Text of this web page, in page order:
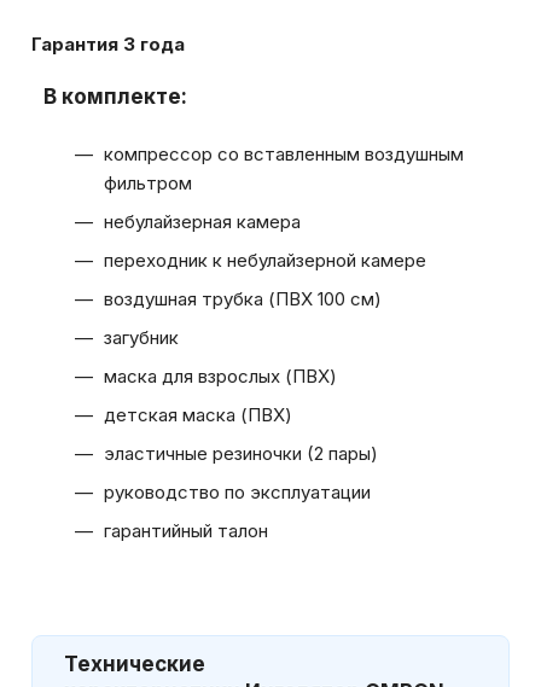
Гарантия 3 года
В комплекте:
компрессор со вставленным воздушным
фильтром
небулайзерная камера
переходник к небулайзерной камере
воздушная трубка (ПВХ 100 см)
загубник
маска для взрослых (ПВХ)
детская маска (ПВХ)
эластичные резиночки (2 пары)
руководство по эксплуатации
гарантийный талон
Технические